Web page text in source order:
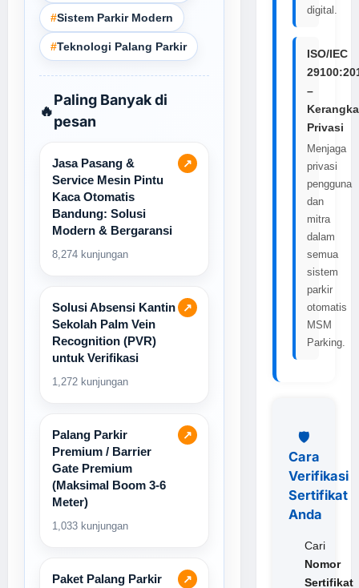
#Sistem Parkir Modern
#Teknologi Palang Parkir
🔥
Paling Banyak di
pesan
↗
Jasa Pasang &
Service Mesin Pintu
Kaca Otomatis
Bandung: Solusi
Modern & Bergaransi
8,274 kunjungan
↗
Solusi Absensi Kantin
Sekolah Palm Vein
Recognition (PVR)
untuk Verifikasi
1,272 kunjungan
↗
Palang Parkir
Premium / Barrier
Gate Premium
(Maksimal Boom 3-6
Meter)
1,033 kunjungan
↗
Paket Palang Parkir
digital.
ISO/IEC
–
Kerangka
Privasi
Menjaga
privasi
pengguna
dan
mitra
dalam
semua
sistem
parkir
otomatis
MSM
Parking.
🛡️
Cara
Verifikasi
Sertifikat
Anda
Cari
Nomor
Sertifikat